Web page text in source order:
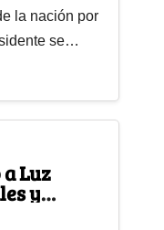
la nación por
se…
Luz
y
período